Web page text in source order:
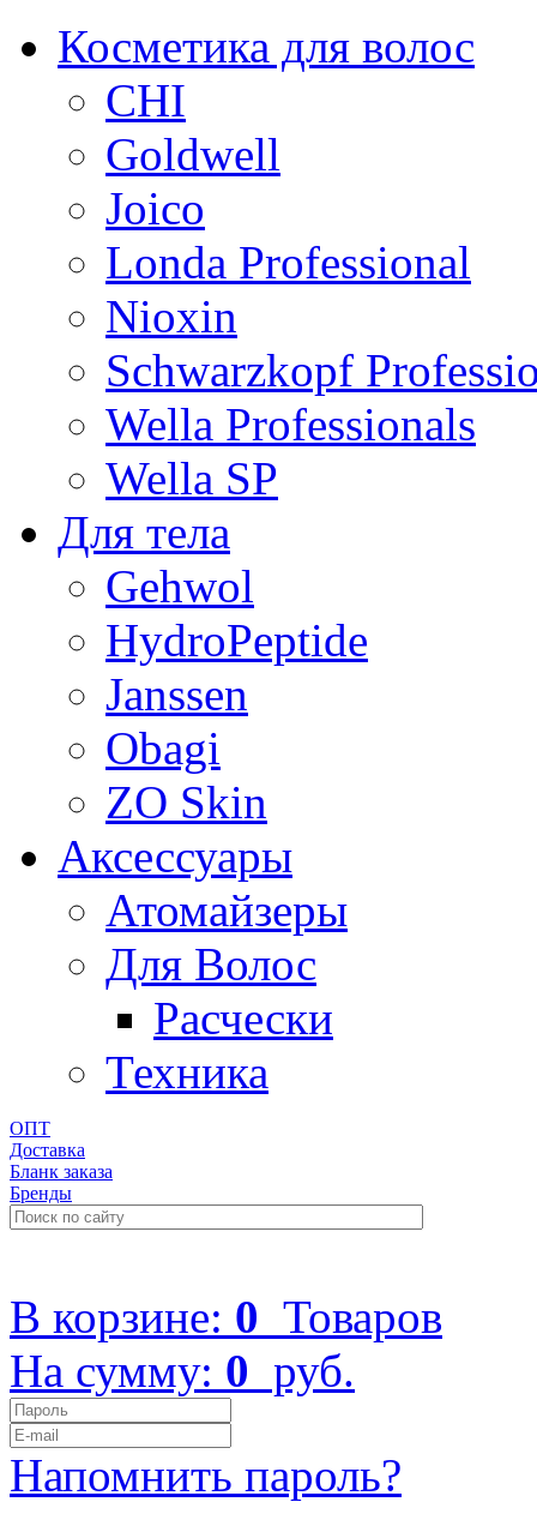
Косметика для волос
CHI
Goldwell
Joico
Londa Professional
Nioxin
Schwarzkopf
Wella Professionals
Wella SP
Для тела
Gehwol
HydroPeptide
Janssen
Obagi
ZO Skin
Aксессуары
Атомайзеры
Для Волос
Расчески
Техника
ОПТ
Доставка
Бланк заказа
Бренды
В корзине: 0 Товаров
На сумму: 0 руб.
Напомнить пароль?